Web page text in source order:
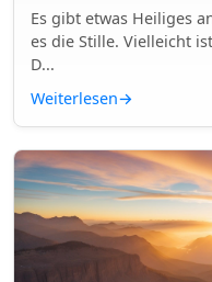
Es gibt etwas Heiliges
es die Stille. Vielleicht
D...
Weiterlesen→